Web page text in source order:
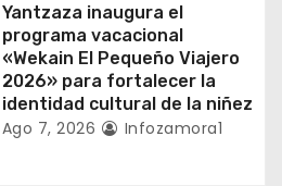
Yantzaza inaugura el
programa vacacional
«Wekain El Pequeño Viajero
2026» para fortalecer la
identidad cultural de la niñez
Ago 7, 2026 Infozamora1